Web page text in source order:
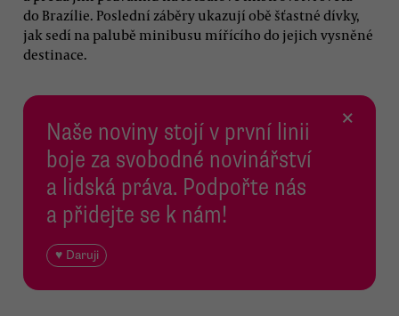
do Brazílie. Poslední záběry ukazují obě šťastné dívky,
jak sedí na palubě minibusu mířícího do jejich vysněné
destinace.
Naše noviny stojí v první linii
boje za svobodné novinářství
a lidská práva. Podpořte nás
a přidejte se k nám!
♥ Daruji
×